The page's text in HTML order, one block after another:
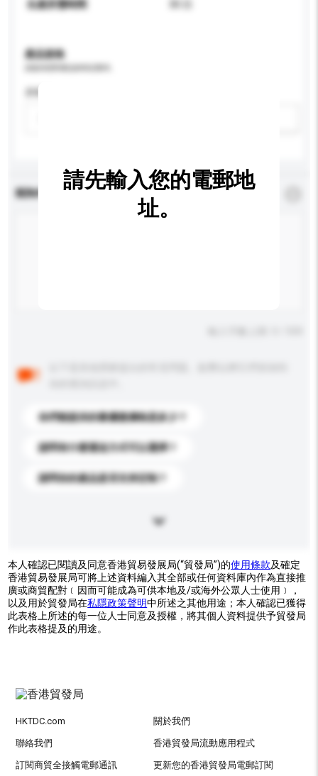
生產所需時間
30 日
產品規格
查詢內容 * 必須填寫
你們能提供的最優惠價格是多少？
請問有什麼運送方式可以選擇？
請問你的產品是否支持定制？
請先輸入您的電郵地
址。
本人確認已閱讀及同意香港貿易發展局(“貿發局”)的使用條款及確定
香港貿易發展局可將上述資料編入其全部或任何資料庫內作為直接推
廣或商貿配對﹝因而可能成為可供本地及/或海外公眾人士使用﹞，
以及用於貿發局在私隱政策聲明中所述之其他用途；本人確認已獲得
此表格上所述的每一位人士同意及授權，將其個人資料提供予貿發局
作此表格提及的用途。
HKTDC.com 關於我們
聯絡我們 香港貿發局流動應用程式
訂閱商貿全接觸電郵通訊 更新您的香港貿發局電郵訂閱